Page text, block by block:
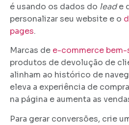
é usando os dados do leade
personalizar seu website e o
pages.
Marcas de e-commerce
produtos de devolução de
alinham ao histórico de
eleva a experiência de
na página e aumenta as
Para gerar conversões, crie